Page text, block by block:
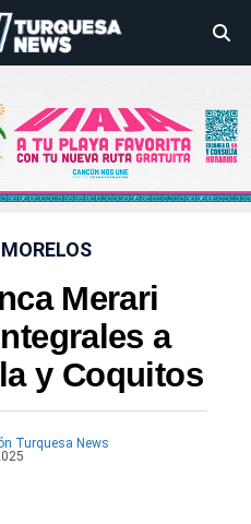
Merari
a
y Coquitos
Turquesa News